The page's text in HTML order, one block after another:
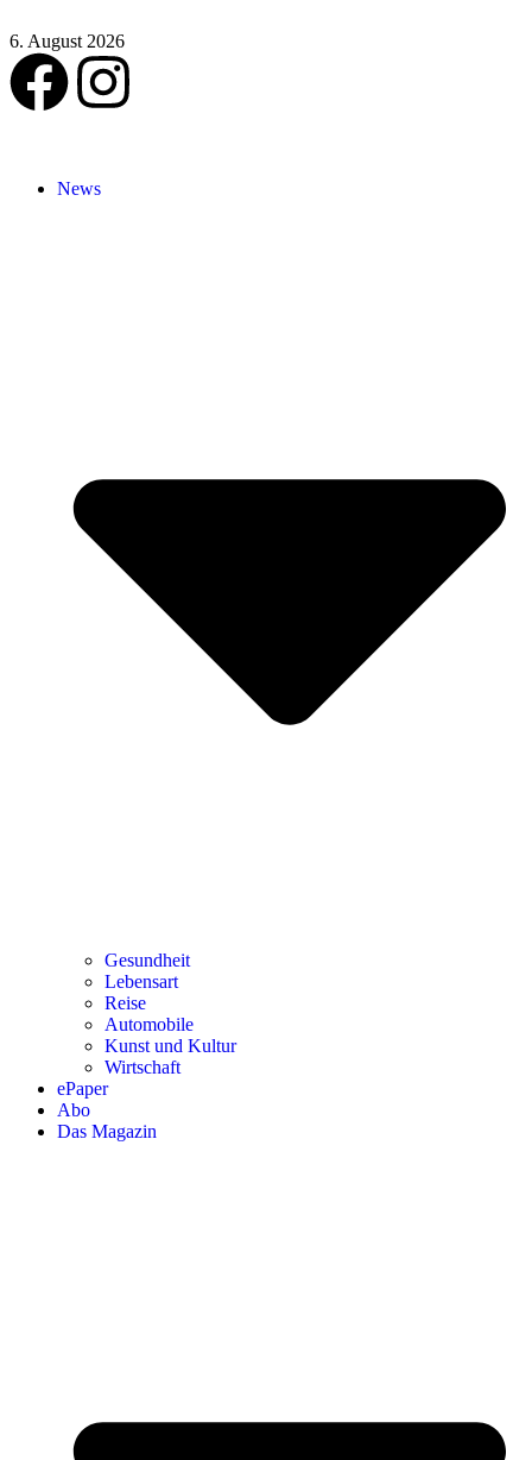
6. August 2026
News
Gesundheit
Lebensart
Reise
Automobile
Kunst und Kultur
Wirtschaft
ePaper
Abo
Das Magazin